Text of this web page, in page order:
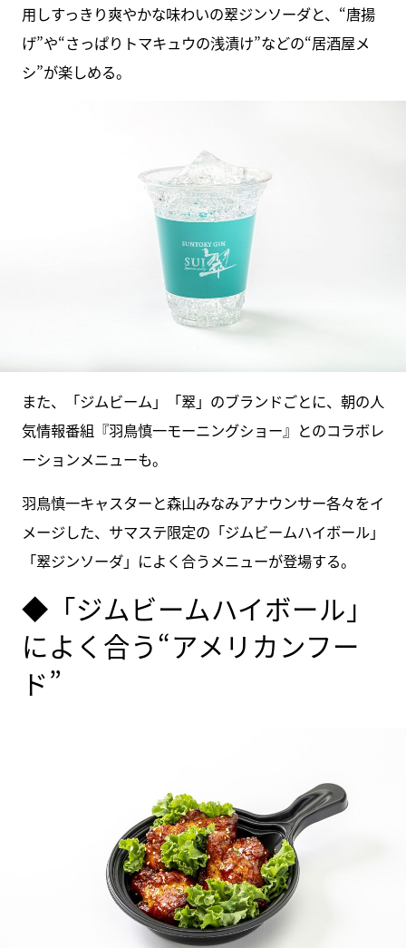
用しすっきり爽やかな味わいの翠ジンソーダと、“唐揚
げ”や“さっぱりトマキュウの浅漬け”などの“居酒屋メ
シ”が楽しめる。
また、「ジムビーム」「翠」のブランドごとに、朝の人
気情報番組『羽鳥慎一モーニングショー』とのコラボレ
ーションメニューも。
羽鳥慎一キャスターと森山みなみアナウンサー各々をイ
メージした、サマステ限定の「ジムビームハイボール」
「翠ジンソーダ」によく合うメニューが登場する。
◆「ジムビームハイボール」
によく合う“アメリカンフー
ド”